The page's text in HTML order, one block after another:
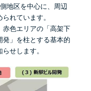
地区を中心に、周辺
れています。
色エリアの「高架下
発」を柱とする基本的
せします。